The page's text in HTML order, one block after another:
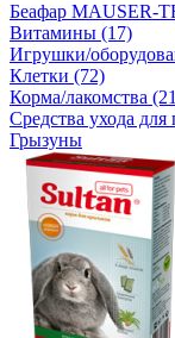
Беафар MAUSER-
Витамины (17)
Игрушки/
Клетки (72)
Корма/лакомства
Средства ухода для
Грызуны